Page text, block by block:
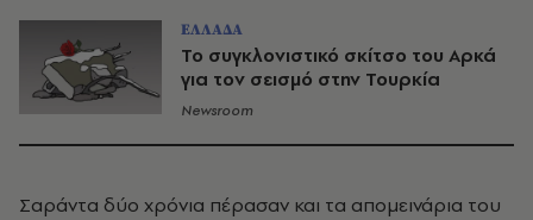
ΕΛΛΑΔΑ
Το συγκλονιστικό σκίτσο του Αρκά
για τον σεισμό στην Τουρκία
Newsroom
Σαράντα δύο χρόνια πέρασαν και τα απομεινάρια του